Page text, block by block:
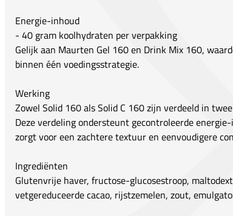
Energie-inhoud
- 40 gram koolhydraten per verpakking
Gelijk aan Maurten Gel 160 en Drink Mix 160,
binnen één voedingsstrategie.
Werking
Zowel Solid 160 als Solid C 160 zijn verdeeld in
Deze verdeling ondersteunt gecontroleerde
zorgt voor een zachtere textuur en eenvoudigere
Ingrediënten
Glutenvrije haver, fructose-glucosestroop,
vetgereduceerde cacao, rijstzemelen, zout,